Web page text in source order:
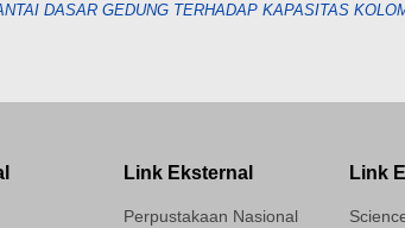
DASAR GEDUNG TERHADAP KAPASITAS
Link Eksternal
Perpustakaan Nasional
Link